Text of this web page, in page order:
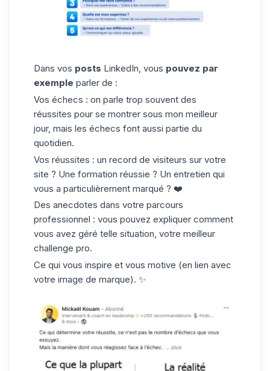
Dans vos posts LinkedIn, vous pouvez par
exemple parler de :
Vos échecs : on parle trop souvent des
réussites pour se montrer sous mon meilleur
jour, mais les échecs font aussi partie du
quotidien.
Vos réussites : un record de visiteurs sur votre
site ? Une formation réussie ? Un entretien qui
vous a particulièrement marqué ? ❤️
Des anecdotes dans votre parcours
professionnel : vous pouvez expliquer comment
vous avez géré telle situation, votre meilleur
challenge pro.
Ce qui vous inspire et vous motive (en lien avec
votre image de marque). ✨